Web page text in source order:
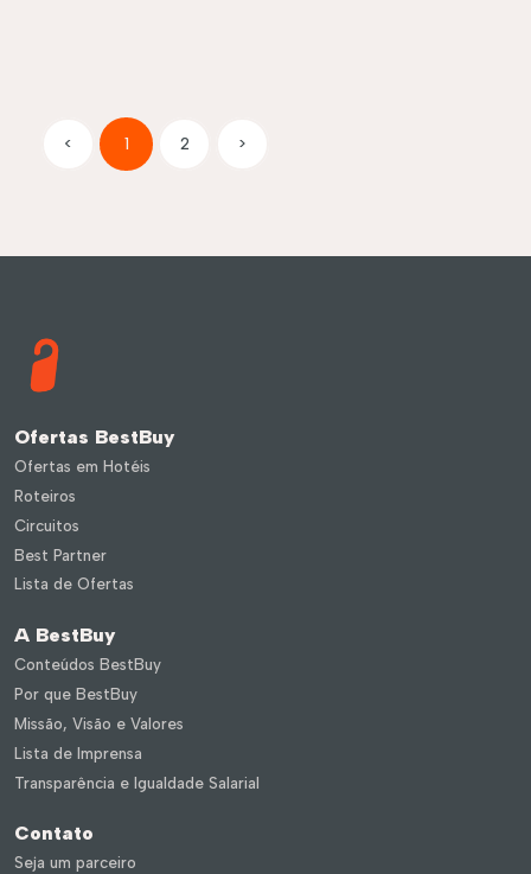
< 1 2 >
Ofertas BestBuy
Ofertas em Hotéis
Roteiros
Circuitos
Best Partner
Lista de Ofertas
A BestBuy
Conteúdos BestBuy
Por que BestBuy
Missão, Visão e Valores
Lista de Imprensa
Transparência e Igualdade Salarial
Contato
Seja um parceiro